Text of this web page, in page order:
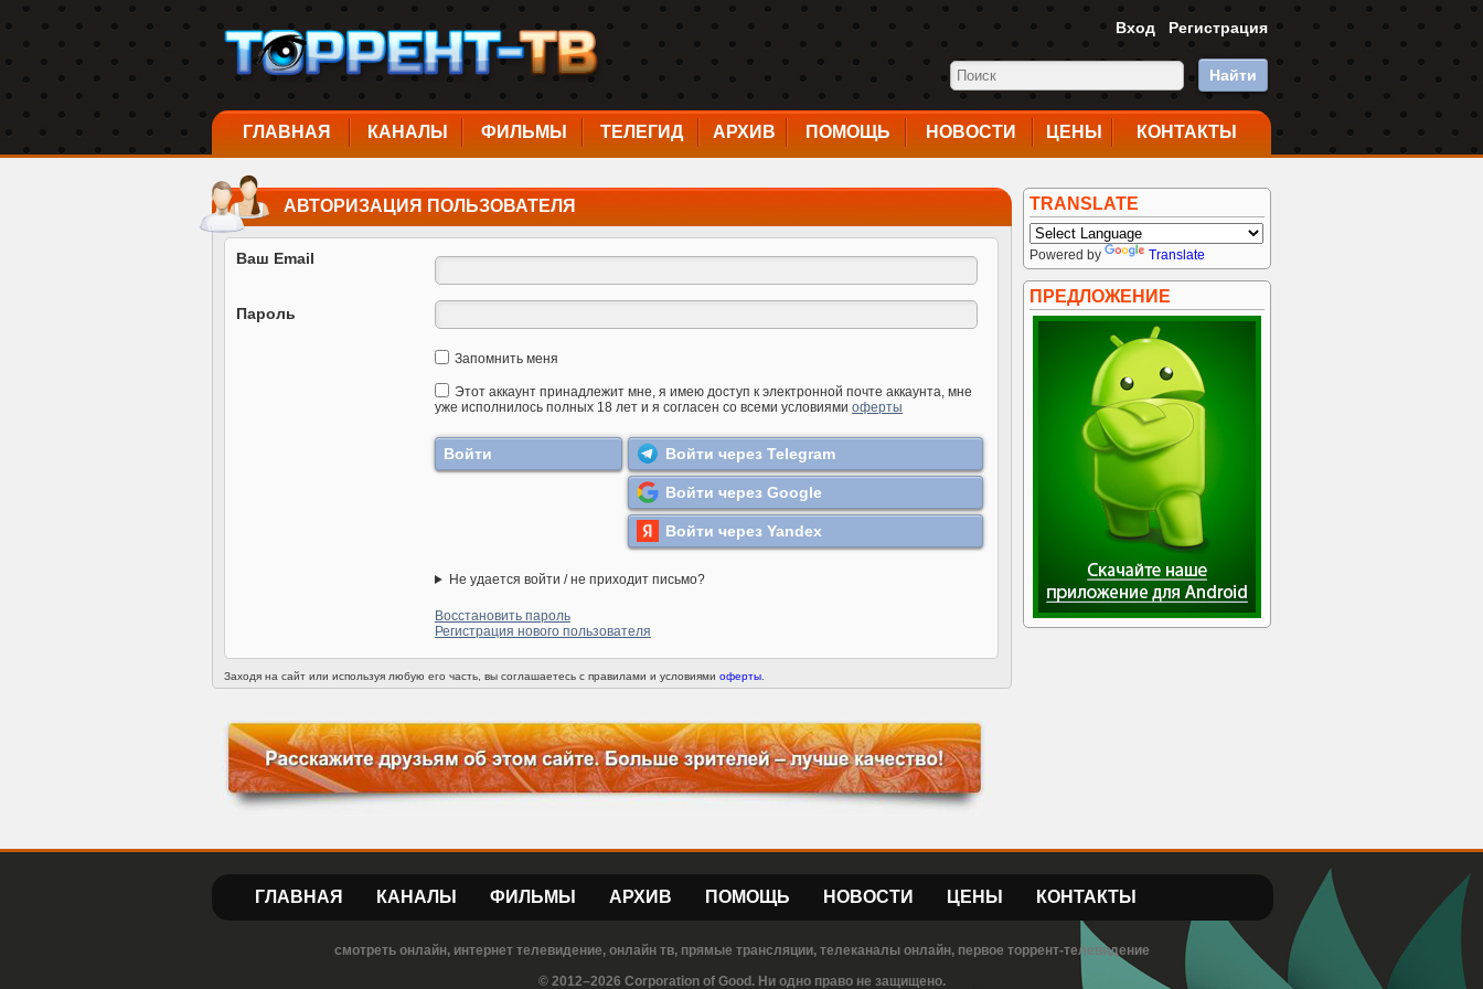
Вход Регистрация
Найти
ГЛАВНАЯ КАНАЛЫ ФИЛЬМЫ ТЕЛЕГИД АРХИВ ПОМОЩЬ НОВОСТИ ЦЕНЫ КОНТАКТЫ
АВТОРИЗАЦИЯ ПОЛЬЗОВАТЕЛЯ
Ваш Email
Пароль
Запомнить меня
Этот аккаунт принадлежит мне, я имею доступ к электронной почте аккаунта, мне
уже исполнилось полных 18 лет и я согласен со всеми условиями оферты
Войти через Telegram
Войти через Google
Войти через Yandex
Не удается войти / не приходит письмо?
Восстановить пароль
Регистрация нового пользователя
Заходя на сайт или используя любую его часть, вы соглашаетесь с правилами и условиями оферты
TRANSLATE
Powered by Translate
ПРЕДЛОЖЕНИЕ
ГЛАВНАЯ КАНАЛЫ ФИЛЬМЫ АРХИВ ПОМОЩЬ НОВОСТИ ЦЕНЫ КОНТАКТЫ
смотреть онлайн, интернет телевидение, онлайн тв, прямые трансляции, телеканалы онлайн, первое торрент-телевидение
© 2012–2026 Corporation of Good. Ни одно право не защищено.